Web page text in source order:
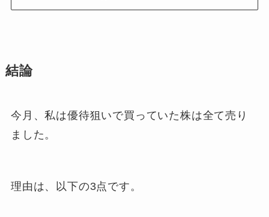
結論
今月、私は優待狙いで買っていた株は全て売り
ました。
理由は、以下の3点です。